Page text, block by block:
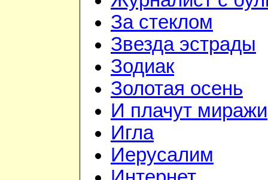
За стеклом
Звезда эстрады
Зодиак
Золотая осень
И плачут миражи
Игла
Иерусалим